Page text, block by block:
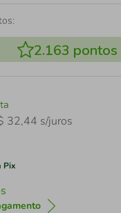
2.163 pontos
32,44 s/juros
Pix